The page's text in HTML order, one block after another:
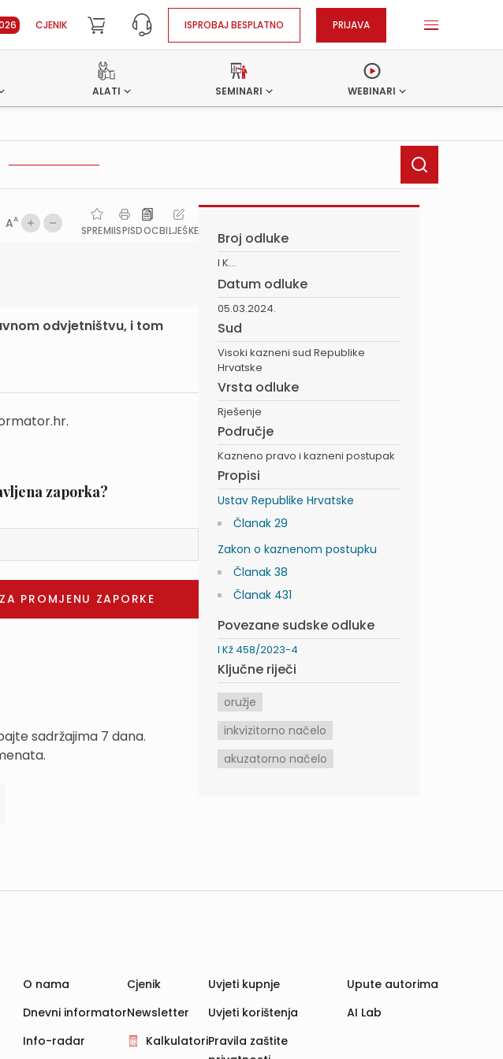
CJENIK ISPROBAJ BESPLATNO PRIJAVA
ALATI SEMINARI WEBINARI
AA
SPREMIISPISDOCBILJEŠKE
odvjetništvu, i tom
zaporka?
sadržajima 7 dana.
Broj odluke
I K...
Datum odluke
05.03.2024.
Sud
Visoki kazneni sud Republike
Hrvatske
Vrsta odluke
Rješenje
Područje
Kazneno pravo i kazneni postupak
Propisi
Ustav Republike Hrvatske
Članak 29
Zakon o kaznenom postupku
Članak 38
Članak 431
Povezane sudske odluke
I Kž 458/2023-4
Ključne riječi
oružje
inkvizitorno načelo
akuzatorno načelo
O nama
Dnevni informator
Info-radar
Cjenik
Newsletter
Kalkulatori
Uvjeti kupnje
Uvjeti korištenja
Pravila zaštite
Upute autorima
AI Lab